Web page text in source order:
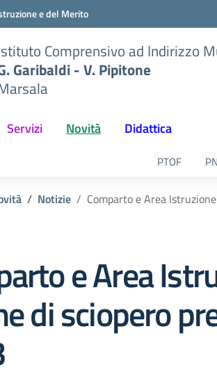
e del Merito
Comprensivo ad Indirizzo
Garibaldi - V. Pipitone
Servizi Novità Didattica
PTOF
Notizie Comparto e Area
e Area
di sciopero